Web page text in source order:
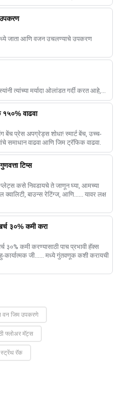
जाता आणि वजन उचलण्याचे उपकरण
त्यांच्या मर्यादा ओलांडत गर्दी करत आहे,...
वाढवा
बेंच प्रेस अपग्रेड्स शोधा! स्मार्ट बेंच, उच्च-
समाधान वाढवा आणि जिम ट्रॅफिक वाढवा.
टिप्स
प्लेट्स कसे निवडायचे ते जाणून घ्या, आमच्या
बाउन्स रेटिंग्ज, आणि...... यावर लक्ष
३०% कमी करा
कमी करण्यासाठी पाच प्रभावी हॅक्स
जी...... मध्ये गुंतवणूक कशी करायची
वन जिम उपकरणे
फ्लोअर मॅट्स
स्ट्रेंथ रॅक